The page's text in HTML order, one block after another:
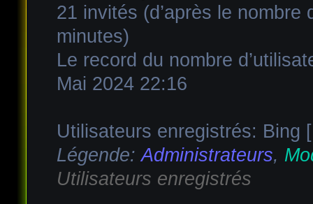
21 invités (d’après le nombre
minutes)
Le record du nombre
Mai 2024 22:16
Utilisateurs enregistrés: Bing
Légende:Administrateurs,
Utilisateurs enregistrés